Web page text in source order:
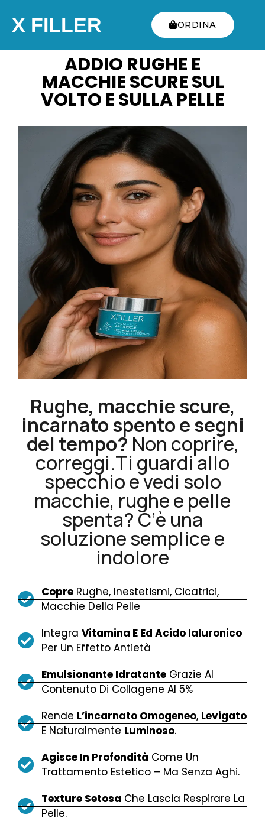
X FILLER ORDINA
ADDIO RUGHE E
MACCHIE SCURE SUL
VOLTO E SULLA PELLE
Rughe, macchie scure,
incarnato spento e segni
del tempo? Non coprire,
correggi.Ti guardi allo
specchio e vedi solo
macchie, rughe e pelle
spenta? C’è una
soluzione semplice e
indolore
Copre Rughe, Inestetismi, Cicatrici,
Macchie Della Pelle
Integra Vitamina E Ed Acido Ialuronico
Per Un Effetto Antietà
Emulsionante Idratante Grazie Al
Contenuto Di Collagene Al 5%
Rende L’incarnato Omogeneo, Levigato
E Naturalmente Luminoso.
Agisce In Profondità Come Un
Trattamento Estetico – Ma Senza Aghi.
Texture Setosa Che Lascia Respirare La
Pelle.